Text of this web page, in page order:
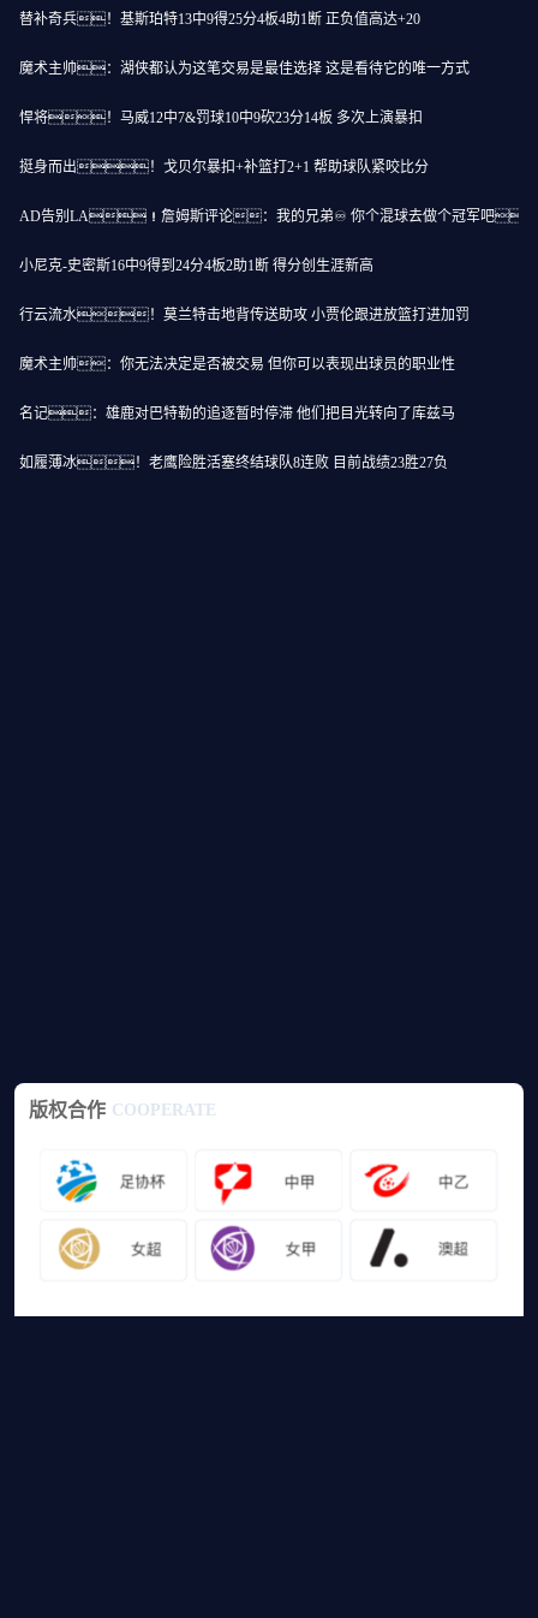
替补奇兵！基斯珀特13中9得25分4板4助1断 正负值高达+20
魔术主帅：湖侠都认为这笔交易是最佳选择 这是看待它的唯一方式
悍将！马威12中7&罚球10中9砍23分14板 多次上演暴扣
挺身而出！戈贝尔暴扣+补篮打2+1 帮助球队紧咬比分
AD告别LA！詹姆斯评论：我的兄弟♾️ 你个混球去做个冠军吧
小尼克-史密斯16中9得到24分4板2助1断 得分创生涯新高
行云流水！莫兰特击地背传送助攻 小贾伦跟进放篮打进加罚
魔术主帅：你无法决定是否被交易 但你可以表现出球员的职业性
名记：雄鹿对巴特勒的追逐暂时停滞 他们把目光转向了库兹马
如履薄冰！老鹰险胜活塞终结球队8连败 目前战绩23胜27负
版权合作 COOPERATE